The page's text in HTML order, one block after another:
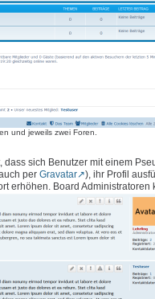
und jeweils zwei Foren.
sich Benutzer mit einem
per Gravatar
), ihr Profil
erhöhen. Board